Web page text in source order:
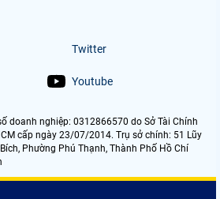
Twitter
Youtube
doanh nghiệp: 0312866570 do Sở Tài Chính
cấp ngày 23/07/2014. Trụ sở chính: 51 Lũy
Bích, Phường Phú Thạnh, Thành Phố Hồ Chí